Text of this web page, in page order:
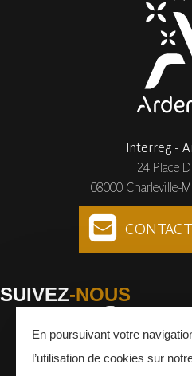
Interreg -
24 Place
08000 Charleville-
SUIVEZ-NOUS
Facebook
En poursuivant votre
l’utilisation de cookies sur